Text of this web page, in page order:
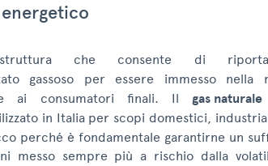
energetico
che consente di
gassoso per essere immesso nella
ai consumatori finali. Il gas naturale
in Italia per scopi domestici,
perché è fondamentale garantirne un
messo sempre più a rischio dalla